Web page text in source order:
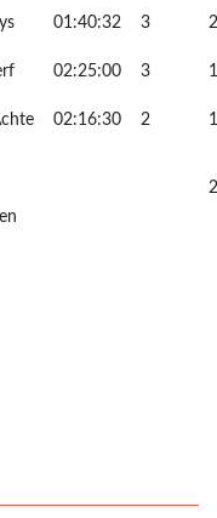
01:40:32 3
02:25:00 3
02:16:30 2